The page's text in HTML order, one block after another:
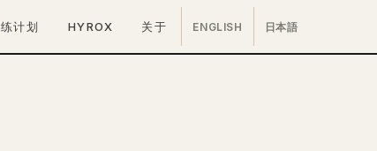
计划 HYROX 关于 ENGLISH 日本語